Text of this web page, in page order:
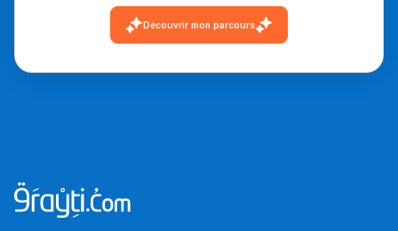
مسار عبد العزيز فتيشي،
المبدع فمجال الديكور و
Découvrir mon parcours